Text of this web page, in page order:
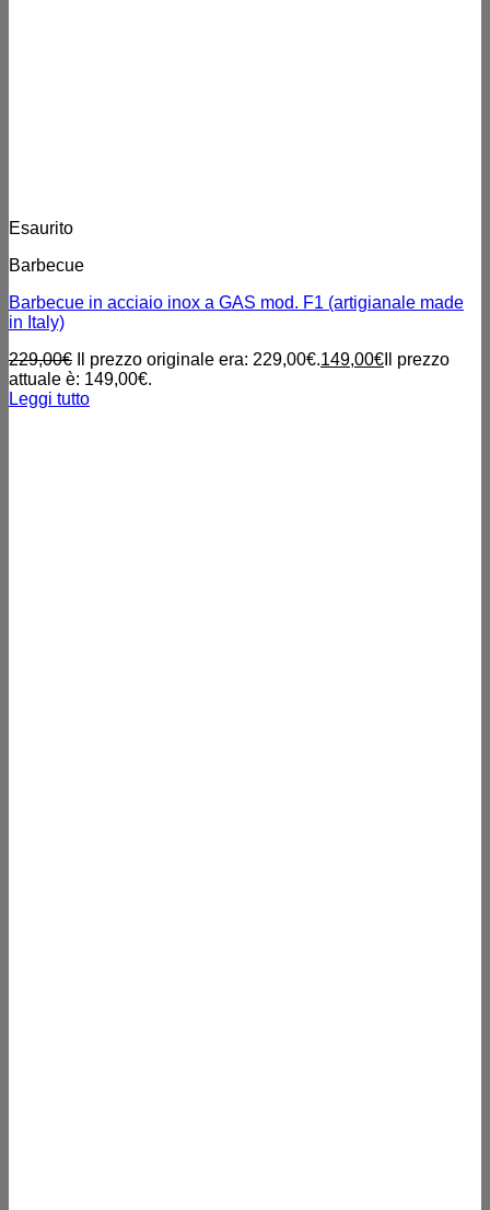
Esaurito
Barbecue
Barbecue in acciaio inox a GAS mod. F1 (artigianale made
in Italy)
229,00€ Il prezzo originale era: 229,00€.149,00€ Il prezzo
attuale è: 149,00€.
Leggi tutto